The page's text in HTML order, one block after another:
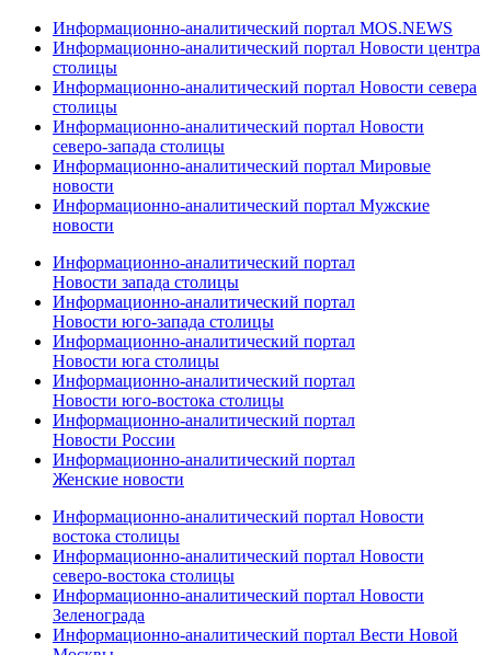
Информационно-аналитический портал MOS.NEWS
Информационно-аналитический портал Новости центра
столицы
Информационно-аналитический портал Новости севера
столицы
Информационно-аналитический портал Новости
северо-запада столицы
Информационно-аналитический портал Мировые
новости
Информационно-аналитический портал Мужские
новости
Информационно-аналитический портал
Новости запада столицы
Информационно-аналитический портал
Новости юго-запада столицы
Информационно-аналитический портал
Новости юга столицы
Информационно-аналитический портал
Новости юго-востока столицы
Информационно-аналитический портал
Новости России
Информационно-аналитический портал
Женские новости
Информационно-аналитический портал Новости
востока столицы
Информационно-аналитический портал Новости
северо-востока столицы
Информационно-аналитический портал Новости
Зеленограда
Информационно-аналитический портал Вести Новой